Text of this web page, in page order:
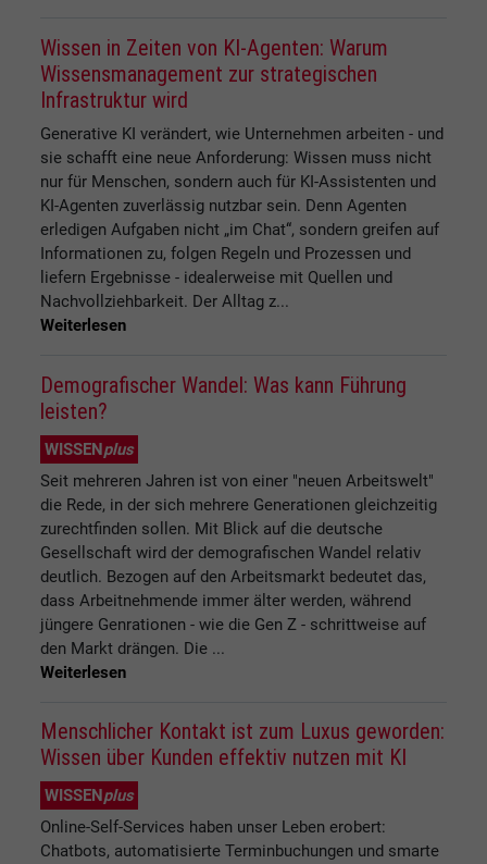
Wissen in Zeiten von KI-Agenten: Warum
Wissensmanagement zur strategischen
Infrastruktur wird
Generative KI verändert, wie Unternehmen arbeiten - und
sie schafft eine neue Anforderung: Wissen muss nicht
nur für Menschen, sondern auch für KI-Assistenten und
KI-Agenten zuverlässig nutzbar sein. Denn Agenten
erledigen Aufgaben nicht „im Chat“, sondern greifen auf
Informationen zu, folgen Regeln und Prozessen und
liefern Ergebnisse - idealerweise mit Quellen und
Nachvollziehbarkeit. Der Alltag z...
Weiterlesen
Demografischer Wandel: Was kann Führung
leisten?
WISSENplus
Seit mehreren Jahren ist von einer "neuen Arbeitswelt"
die Rede, in der sich mehrere Generationen gleichzeitig
zurechtfinden sollen. Mit Blick auf die deutsche
Gesellschaft wird der demografischen Wandel relativ
deutlich. Bezogen auf den Arbeitsmarkt bedeutet das,
dass Arbeitnehmende immer älter werden, während
jüngere Genrationen - wie die Gen Z - schrittweise auf
den Markt drängen. Die ...
Weiterlesen
Menschlicher Kontakt ist zum Luxus geworden:
Wissen über Kunden effektiv nutzen mit KI
WISSEN plus
Online-Self-Services haben unser Leben erobert:
Chatbots, automatisierte Terminbuchungen und smarte